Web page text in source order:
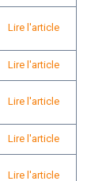
Lire l'article
Lire l'article
Lire l'article
Lire l'article
Lire l'article